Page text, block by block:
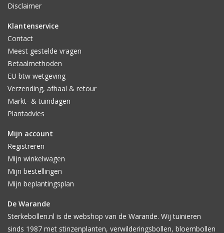
Disclaimer
Klantenservice
Contact
Meest gestelde vragen
Betaalmethoden
EU btw wetgeving
Verzending, afhaal & retour
Markt- & tuindagen
Plantadvies
Mijn account
Registreren
Mijn winkelwagen
Mijn bestellingen
Mijn beplantingsplan
De Warande
Sterkebollen.nl is de webshop van de Warande. Wij tuinieren
sinds 1987 met stinzenplanten, verwilderingsbollen, bloembollen